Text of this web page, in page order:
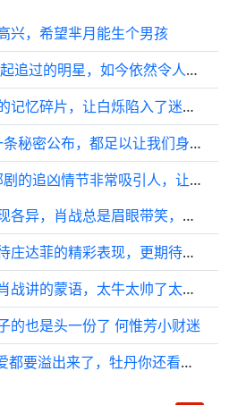
兴，希望芈月能生个男孩
杨钰莹 那些年，我们一起追过的明星，如今依然令人怀念
乱朱的话语和突然浮现的记忆碎片，让白烁陷入了迷茫... 刘令姿
网友: 我们俩之间随便一条秘密公布，都足以让我们身败名裂…
期待值已经拉满了! 这部剧的追凶情节非常吸引人，让人迫不及待想看更多
男星和杨紫同框时的表现各异，肖战总是眉眼带笑，而李现则显得格外特别
大年初一走进江湖，期待庄达菲的精彩表现，更期待她饰演的黄蓉
啊啊啊，射雕新预告，肖战讲的蒙语，太牛太帅了太酷了
的也是头一份了 何惟芳小财迷
不是…… 蒋长扬眼里的爱都要溢出来了，牡丹你还看不出来！